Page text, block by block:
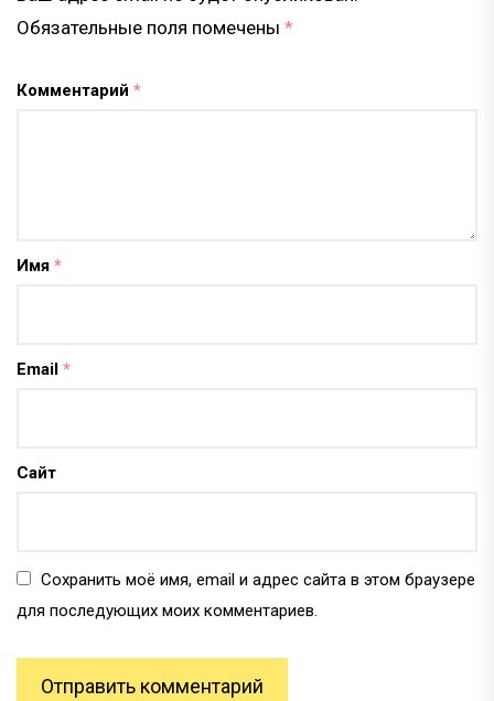
Обязательные поля помечены *
Комментарий *
Имя *
Email *
Сайт
Сохранить моё имя, email и адрес сайта в этом браузере
для последующих моих комментариев.